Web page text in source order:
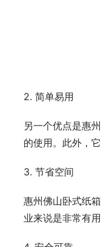
2. 简单易用
另一个优点是惠
的使用。此外，
3. 节省空间
惠州佛山卧式纸
业来说是非常有